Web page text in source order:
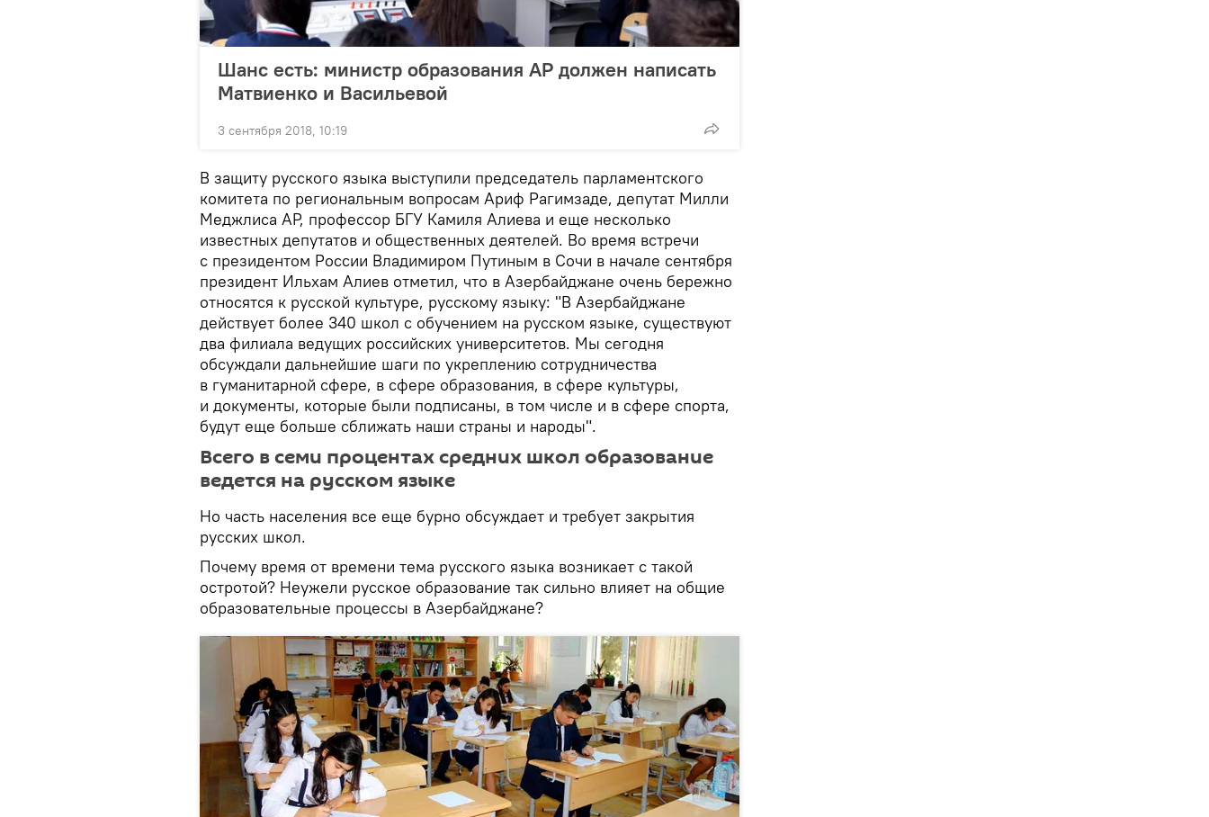
Шанс есть: министр образования АР должен написать
Матвиенко и Васильевой
3 сентября 2018, 10:19
В защиту русского языка выступили председатель парламентского
комитета по региональным вопросам Ариф Рагимзаде, депутат Милли
Меджлиса АР, профессор БГУ Камиля Алиева и еще несколько
известных депутатов и общественных деятелей. Во время встречи
с президентом России Владимиром Путиным в Сочи в начале сентября
президент Ильхам Алиев отметил, что в Азербайджане очень бережно
относятся к русской культуре, русскому языку: "В Азербайджане
действует более 340 школ с обучением на русском языке, существуют
два филиала ведущих российских университетов. Мы сегодня
обсуждали дальнейшие шаги по укреплению сотрудничества
в гуманитарной сфере, в сфере образования, в сфере культуры,
и документы, которые были подписаны, в том числе и в сфере спорта,
будут еще больше сближать наши страны и народы".
Всего в семи процентах средних школ образование
ведется на русском языке
Но часть населения все еще бурно обсуждает и требует закрытия
русских школ.
Почему время от времени тема русского языка возникает с такой
остротой? Неужели русское образование так сильно влияет на общие
образовательные процессы в Азербайджане?